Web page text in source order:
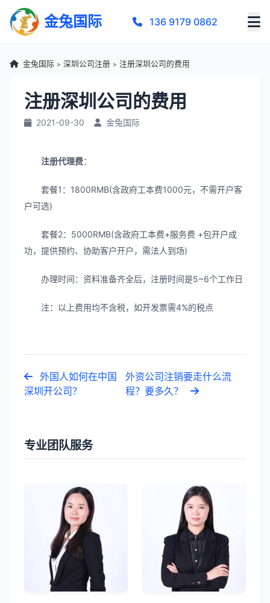
金兔国际 136 9179 0862
金兔国际 > 深圳公司注册 > 注册深圳公司的费用
注册深圳公司的费用
2021-09-30 金兔国际
注册代理费：
套餐1：1800RMB(含政府工本费1000元，不需开户客
户可选)
套餐2：5000RMB(含政府工本费+服务费 +包开户成
功，提供预约、协助客户开户，需法人到场)
办理时间：资料准备齐全后，注册时间是5~6个工作日
注：以上费用均不含税，如开发票需4%的税点
外国人如何在中国
深圳开公司？
外资公司注销要走什么流
程？要多久？
专业团队服务